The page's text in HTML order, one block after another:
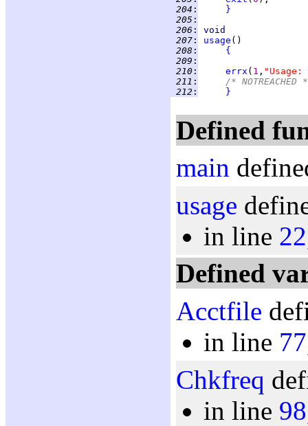
204 :
}
205 :
206 :
void
207 : usage
208 :
{
209 :
210 : errx ( 1 ,
211 :
/* NOTREACHED
212 : }
Defined
main
usage
in line 22
Defined
Acctfile
in line 77
Chkfreq
in line 98